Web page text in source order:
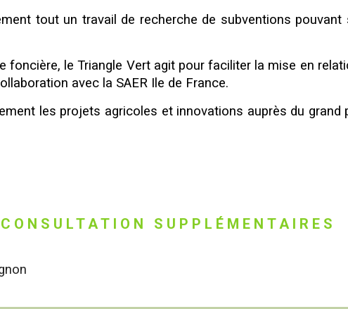
tout un travail de recherche de subventions pouvant
foncière, le Triangle Vert agit pour faciliter la mise en
avec la SAER Ile de France.
les projets agricoles et innovations auprès du grand
SUPPLÉMENTAIRES